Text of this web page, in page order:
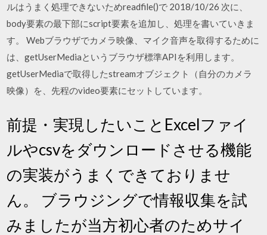
ルはうまく処理できないためreadfile()で 2018/10/26 次に、
body要素の最下部にscript要素を追加し、処理を書いていきま
す。 Webブラウザでカメラ映像、マイク音声を取得するために
は、getUserMediaというブラウザ標準APIを利用します。
getUserMediaで取得したstreamオブジェクト（自分のカメラ
映像）を、先程のvideo要素にセットしています。
前提・実現したいことExcelファイ
ルやcsvをダウンロードさせる機能
の実装がうまくできておりませ
ん。 ブラウジングで情報収集を試
みましたが当方初心者のためサイ